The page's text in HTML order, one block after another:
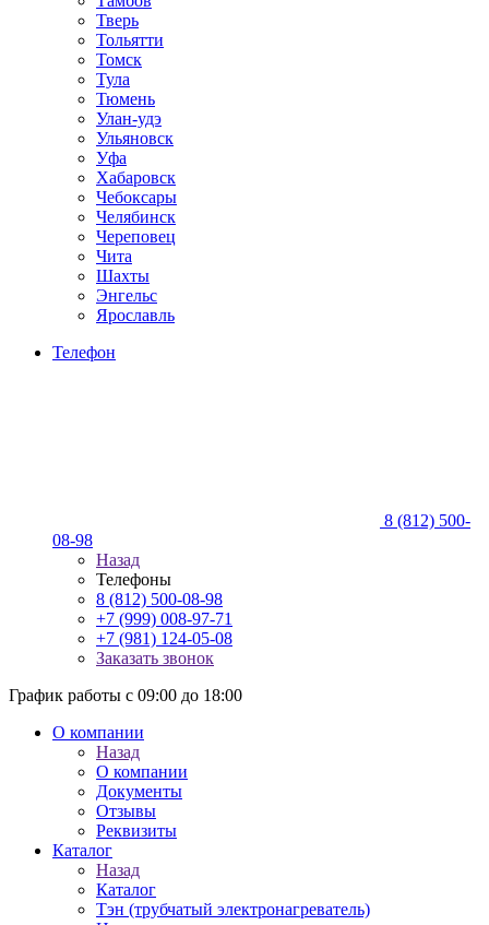
Тверь
Тольятти
Томск
Тула
Тюмень
Улан-удэ
Ульяновск
Уфа
Хабаровск
Чебоксары
Челябинск
Череповец
Чита
Шахты
Энгельс
Ярославль
Телефон
8 (812) 500-
08-98
Назад
Телефоны
8 (812) 500-08-98
+7 (999) 008-97-71
+7 (981) 124-05-08
Заказать звонок
График работы с 09:00 до 18:00
О компании
Назад
О компании
Документы
Отзывы
Реквизиты
Каталог
Назад
Каталог
Тэн (трубчатый электронагреватель)